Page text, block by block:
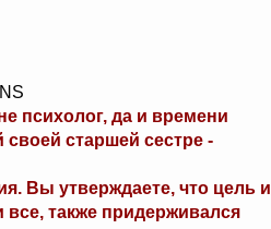
психолог, да и времени
своей старшей сестре -
Вы утверждаете, что цель и
все, также придерживался